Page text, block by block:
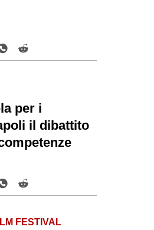
per i
il dibattito
FESTIVAL